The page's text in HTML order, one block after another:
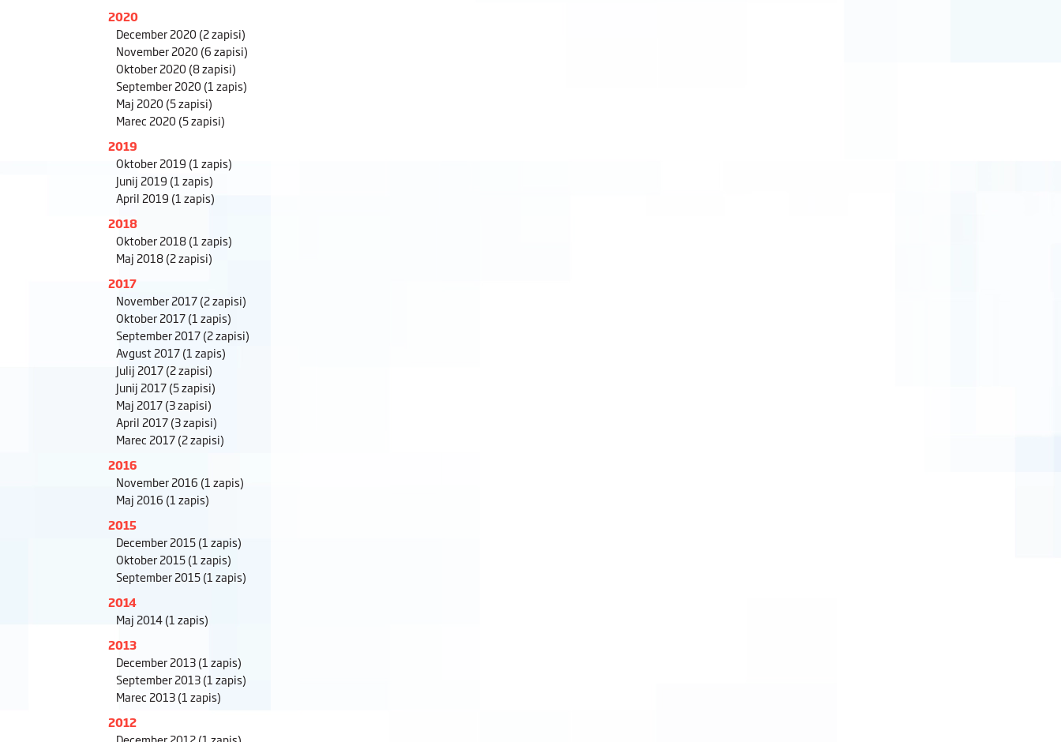
2020
December 2020(2 zapisi)
November 2020(6 zapisi)
Oktober 2020(8 zapisi)
September 2020(1 zapis)
Maj 2020(5 zapisi)
Marec 2020(5 zapisi)
2019
Oktober 2019 (1 zapis)
Junij 2019 (1 zapis)
April 2019 (1 zapis)
2018
Oktober 2018(1 zapis)
Maj 2018(2 zapisi)
2017
November 2017(2 zapisi)
Oktober 2017(1 zapis)
September 2017(2 zapisi)
Avgust 2017(1 zapis)
Julij 2017(2 zapisi)
Junij 2017(5 zapisi)
Maj 2017(3 zapisi)
April 2017(3 zapisi)
Marec 2017(2 zapisi)
2016
November 2016 (1 zapis)
Maj 2016 (1 zapis)
2015
December 2015(1 zapis)
Oktober 2015(1 zapis)
September 2015(1 zapis)
2014
Maj 2014(1 zapis)
2013
December 2013(1 zapis)
September 2013(1 zapis)
Marec 2013(1 zapis)
2012